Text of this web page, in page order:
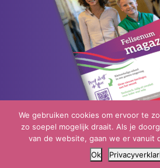
Neem een kijkje in ons
We gebruiken cookies om ervoor te
zo soepel mogelijk draait. Als je
van de website, gaan we er vanuit
Ok